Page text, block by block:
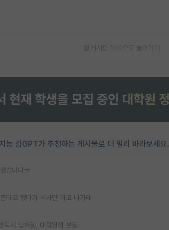
게시판 목록으로 돌아가기
능 김GPT가 추천하는 게시물로 더 멀리 바라보세요.
습니다ㅠ
다고 했다가 석사만 하고 나가래
드시 잊혀질, 대학원의 본질